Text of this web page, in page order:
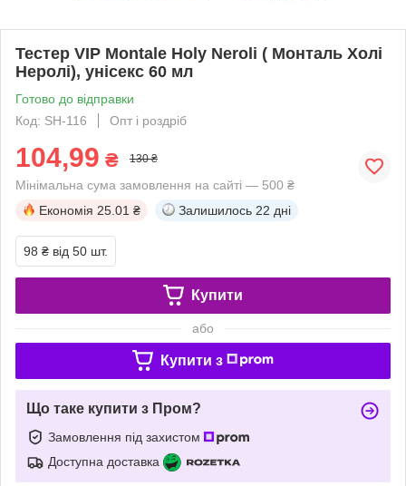
Тестер VIP Montale Holy Neroli ( Монталь Холі
Неролі), унісекс 60 мл
Готово до відправки
Код: SH-116
Опт і роздріб
104,99 ₴ 130 ₴
Мінімальна сума замовлення на сайті — 500 ₴
Економія 25.01 ₴ Залишилось 22 дні
98 ₴ від 50 шт.
Купити
або
Купити з
Що таке купити з Пром?
Замовлення під захистом
Доступна доставка